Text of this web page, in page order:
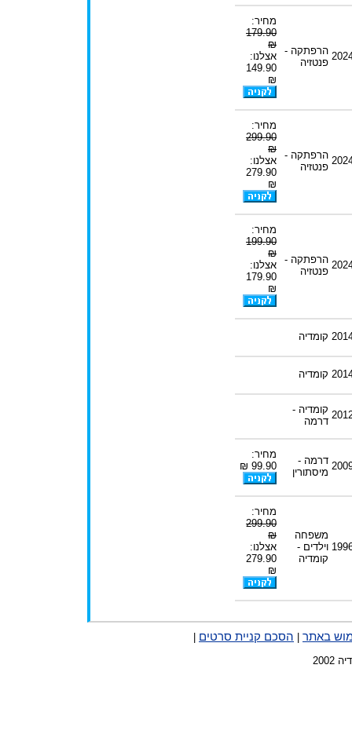
הרפתקה -
פנטזיה
מחיר:
179.90
₪
אצלנו:
149.90
₪
הרפתקה -
פנטזיה
מחיר:
299.90
₪
אצלנו:
279.90
₪
הרפתקה -
פנטזיה
מחיר:
199.90
₪
אצלנו:
179.90
₪
קומדיה
קומדיה
קומדיה -
דרמה
דרמה -
מיסתורין
מחיר:
99.90 ₪
משפחה
וילדים -
קומדיה
מחיר:
299.90
₪
אצלנו:
279.90
₪
באתר הסכם קניית סרטים